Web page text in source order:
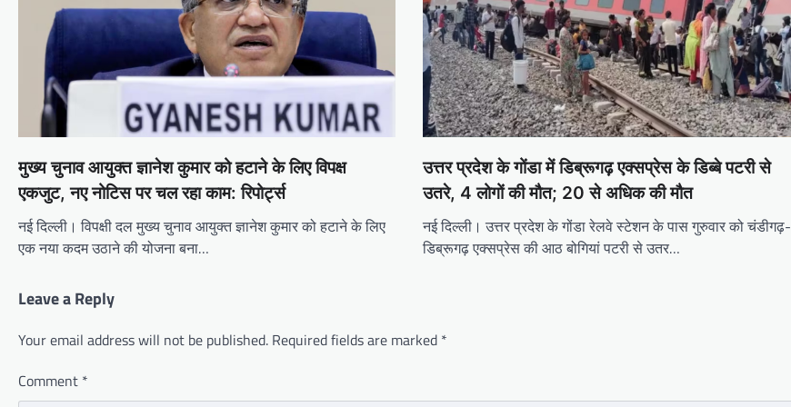
मुख्य चुनाव आयुक्त ज्ञानेश कुमार को हटाने के लिए विपक्ष
एकजुट, नए नोटिस पर चल रहा काम: रिपोर्ट्स
नई दिल्ली। विपक्षी दल मुख्य चुनाव आयुक्त ज्ञानेश कुमार को हटाने के लिए
एक नया कदम उठाने की योजना बना…
उत्तर प्रदेश के गोंडा में डिब्रूगढ़ एक्सप्रेस के डिब्बे पटरी से
उतरे, 4 लोगों की मौत; 20 से अधिक की मौत
नई दिल्ली। उत्तर प्रदेश के गोंडा रेलवे स्टेशन के पास गुरुवार को चंडीगढ़-
डिब्रूगढ़ एक्सप्रेस की आठ बोगियां पटरी से उतर…
Leave a Reply
Your email address will not be published. Required fields are marked *
Comment *